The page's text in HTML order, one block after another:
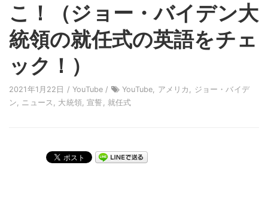
こ！（ジョー・バイデン大
統領の就任式の英語をチェ
ック！）
2021年1月22日 / YouTube / YouTube アメリカ
ジョー・バイデ
ン
ニュース 大統領,宣誓 就任式